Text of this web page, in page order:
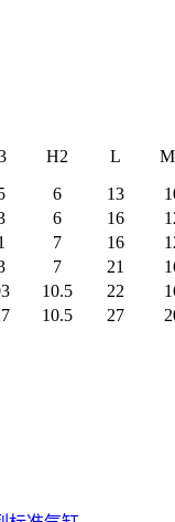
H2 L
6 13
6 16
7 16
7 21
10.5 22
10.5 27